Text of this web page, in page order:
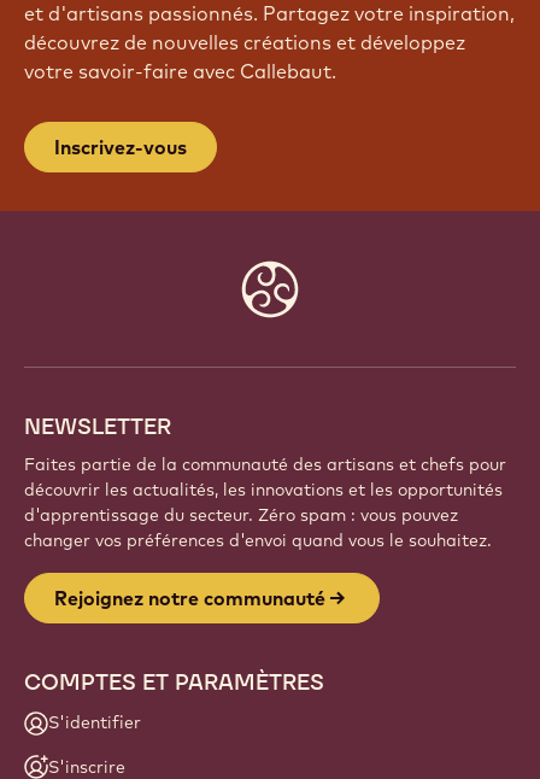
et d'artisans passionnés. Partagez votre inspiration,
découvrez de nouvelles créations et développez
votre savoir-faire avec Callebaut.
Inscrivez-vous
NEWSLETTER
Faites partie de la communauté des artisans et chefs pour
découvrir les actualités, les innovations et les opportunités
d'apprentissage du secteur. Zéro spam : vous pouvez
changer vos préférences d'envoi quand vous le souhaitez.
Rejoignez notre communauté
COMPTES ET PARAMÈTRES
S'identifier
S'inscrire